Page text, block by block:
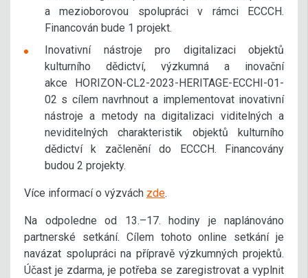
a mezioborovou spolupráci v rámci ECCCH.
Financován bude 1 projekt.
Inovativní nástroje pro digitalizaci objektů
kulturního dědictví, výzkumná a inovační
akce HORIZON-CL2-2023-HERITAGE-ECCHI-01-
02 s cílem navrhnout a implementovat inovativní
nástroje a metody na digitalizaci viditelných a
neviditelných charakteristik objektů kulturního
dědictví k začlenění do ECCCH. Financovány
budou 2 projekty.
Více informací o výzvách zde.
Na odpoledne od 13.–17. hodiny je naplánováno
partnerské setkání. Cílem tohoto online setkání je
navázat spolupráci na přípravě výzkumných projektů.
Účast je zdarma, je potřeba se zaregistrovat a vyplnit